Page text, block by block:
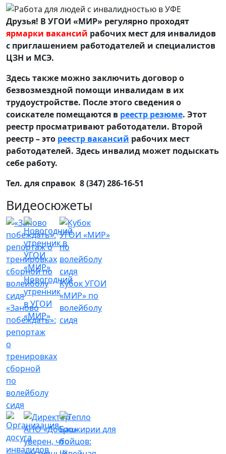
Друзья! В УГОИ «МИР» регулярно проходят
ярмарки вакансий рабочих мест для инвалидов
с приглашением работодателей и специалистов
ЦЗН и МСЭ.
Здесь также можно заключить договор о
безвозмездной помощи инвалидам в их
трудоустройстве. После этого сведения о
соискателе помещаются в реестр резюме. Этот
реестр просматривают работодатели. Второй
реестр – это реестр вакансий рабочих мест
работодателей. Здесь инвалид может подыскать
себе работу.
Тел. для справок 8 (347) 286-16-51
Видеосюжеты
«Заново
побеждать»:
репортаж
о
тренировках
сборной
по
волейболу
сидя
Новогодний
утренник
в УГОИ
«МИР»
Кубок УГОИ
«МИР» по
волейболу
сидя